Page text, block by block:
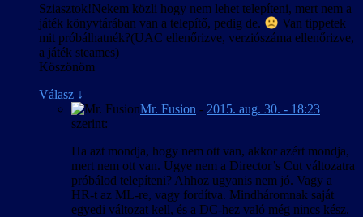
Sziasztok!Nekem közli hogy nem lehet telepíteni, mert nem a
játék könyvtárában van a telepítő, pedig de.
Van tippetek
mit próbálhatnék?(UAC ellenőrizve, verziószáma ellenőrizve,
a játék steames)
Köszönöm
Válasz ↓
Mr. Fusion - 2015. aug. 30. - 18:23
szerint:
Ha azt mondja, hogy nem ott van, akkor azért mondja,
mert nem ott van. Ugye nem a Director’s Cut változatra
próbálod telepíteni? Ahhoz ugyanis nem jó. Vagy a
HR-t az ML-re, vagy fordítva. Mindháromnak saját
egyedi változat kell, és a DC-hez való még nincs kész.